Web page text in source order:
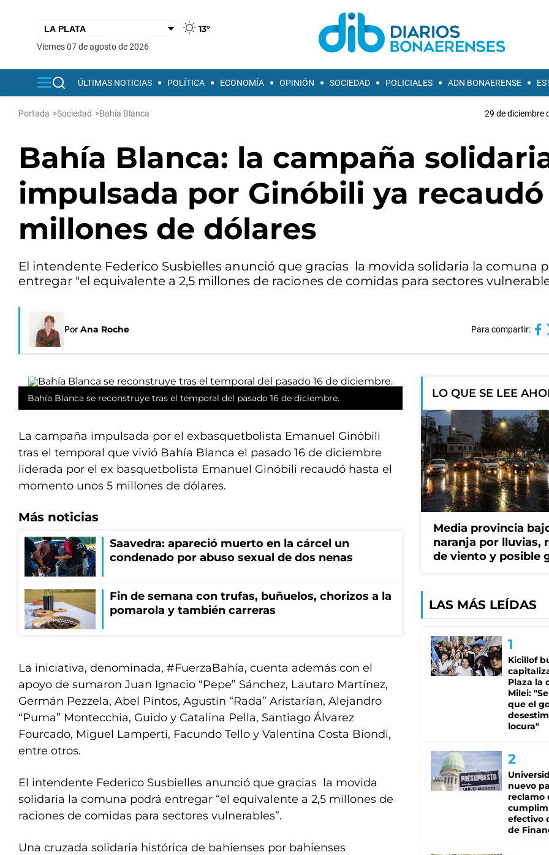
13°
viernes 07 de agosto de 2026
ÚLTIMAS NOTICIAS POLÍTICA ECONOMÍA OPINIÓN SOCIEDAD POLICIALES ADN BONAERENSE
Portada >Sociedad >Bahía Blanca 29 de diciembre
Bahía Blanca: la campaña
impulsada por Ginóbili ya recaudó
millones de dólares
El intendente Federico Susbielles anunció que gracias la movida solidaria la comuna
entregar "el equivalente a 2,5 millones de raciones de comidas para sectores
Por Ana Roche Para compartir:
Bahía Blanca se reconstruye tras el temporal del pasado 16 de diciembre.
La campaña impulsada por el exbasquetbolista Emanuel Ginóbili
tras el temporal que vivió Bahía Blanca el pasado 16 de diciembre
liderada por el ex basquetbolista Emanuel Ginóbili recaudó hasta el
momento unos 5 millones de dólares.
Más noticias
Saavedra: apareció muerto en la cárcel un
condenado por abuso sexual de dos nenas
Fin de semana con trufas, buñuelos, chorizos a la
pomarola y también carreras
La iniciativa, denominada, #FuerzaBahía, cuenta además con el
apoyo de sumaron Juan Ignacio “Pepe” Sánchez, Lautaro Martínez,
Germán Pezzela, Abel Pintos, Agustin “Rada” Aristarían, Alejandro
“Puma” Montecchia, Guido y Catalina Pella, Santiago Álvarez
Fourcado, Miguel Lamperti, Facundo Tello y Valentina Costa Biondi,
entre otros.
El intendente Federico Susbielles anunció que gracias la movida
solidaria la comuna podrá entregar “el equivalente a 2,5 millones de
raciones de comidas para sectores vulnerables”.
Una cruzada solidaria histórica de bahienses por bahienses
LO QUE SE LEE
Media provincia
naranja por lluvias,
de viento y posible
LAS MÁS LEÍDAS
Kicillof
Plaza la
Milei:
que el
locura"
nuevo
reclamo
efectivo
de